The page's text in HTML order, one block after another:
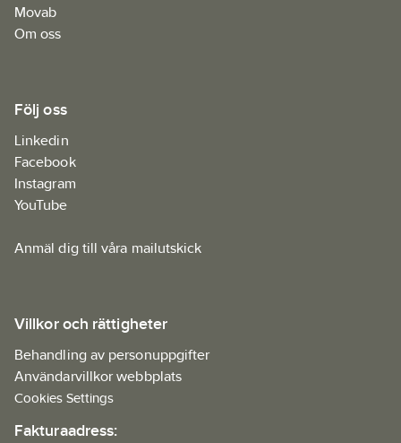
Movab
Om oss
Följ oss
Linkedin
Facebook
Instagram
YouTube
Anmäl dig till våra mailutskick
Villkor och rättigheter
Behandling av personuppgifter
Användarvillkor webbplats
Cookies Settings
Fakturaadress: